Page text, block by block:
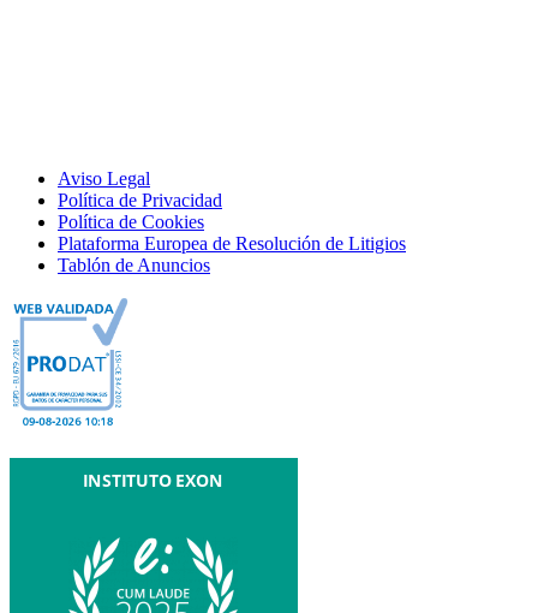
Aviso Legal
Política de Privacidad
Política de Cookies
Plataforma Europea de Resolución de Litigios
Tablón de Anuncios